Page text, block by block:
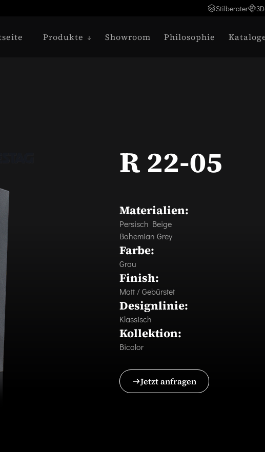
Stilberater
Produkte Showroom Philosophie
R 22-05
Materialien:
Persisch Beige
Bohemian Grey
Farbe:
Grau
Finish:
Matt / Gebürstet
Designlinie:
Klassisch
Kollektion:
Bicolor
Jetzt anfragen